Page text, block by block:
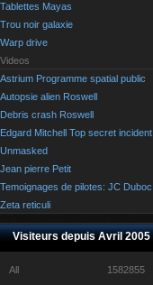
Tablettes Mayas
Trou noir galaxie
Warp drive
Videos
Astrium Programme spatial public
Autopsie alien Roswell
Debris crash Roswell
Edgard Mitchell Top secret incident
Unmasked
Jean pierre Petit
Temoignages de pilotes: JC Duboc
Zeta reticuli
Visiteurs depuis Avril 2005
All 1582855